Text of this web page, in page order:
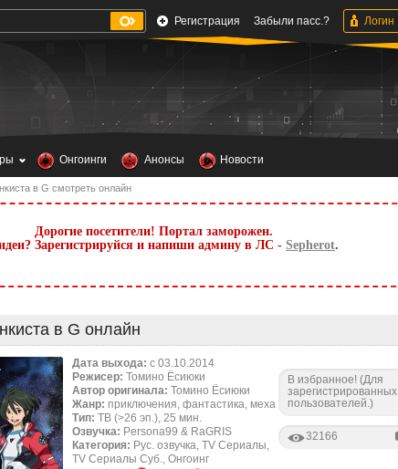
Регистрация Забыли пасс.?
Онгоинги Анонсы Новости
в G смотреть онлайн
Дорогие посетители! Портал заморожен.
Зарегистрируйся и напиши админу в ЛС - Sepherot.
в G онлайн
Дата выхода: c 03.10.2014
Режисер: Томино Ёсиюки
Автор оригинала: Томино Ёсиюки
Жанр: приключения, фантастика, меха
Тип: ТВ (>26 эп.), 25 мин.
Озвучка: Persona99 & RaGRIS
Категория: Рус. озвучка, TV Сериалы,
TV Сериалы Суб., Онгоинг
В избранное! (Для
зарегистрированных
пользователей.)
32166